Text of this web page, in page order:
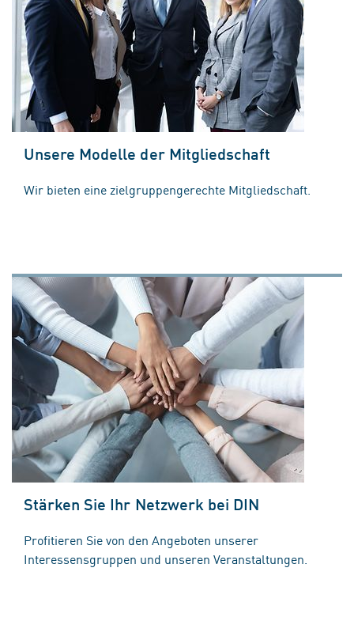
Unsere Modelle der Mitgliedschaft
Wir bieten eine zielgruppengerechte Mitgliedschaft.
Stärken Sie Ihr Netzwerk bei DIN
Profitieren Sie von den Angeboten unserer
Interessensgruppen und unseren Veranstaltungen.